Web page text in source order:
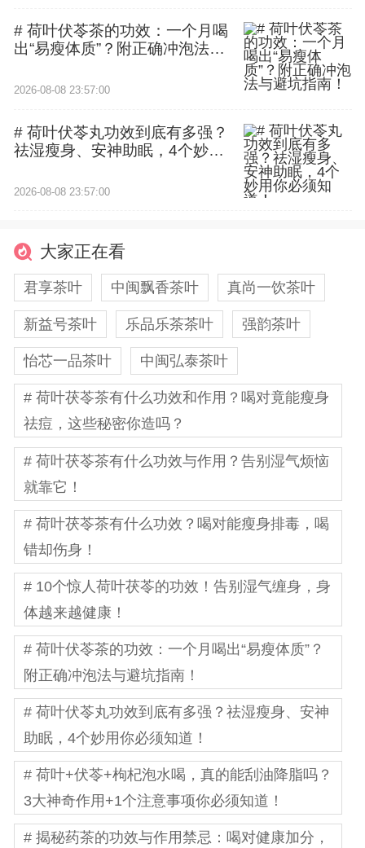
# 荷叶伏苓茶的功效：一个月喝
出“易瘦体质”？附正确冲泡法与
2026-08-08 23:57:00
# 荷叶伏苓丸功效到底有多强？
祛湿瘦身、安神助眠，4个妙用
2026-08-08 23:57:00
大家正在看
君享茶叶 中闽飘香茶叶 真尚一饮茶叶
新益号茶叶 乐品乐茶茶叶 强韵茶叶
怡芯一品茶叶 中闽弘泰茶叶
# 荷叶茯苓茶有什么功效和作用？喝对竟能瘦身
祛痘，这些秘密你造吗？
# 荷叶茯苓茶有什么功效与作用？告别湿气烦恼
就靠它！
# 荷叶茯苓茶有什么功效？喝对能瘦身排毒，喝
错却伤身！
# 10个惊人荷叶茯苓的功效！告别湿气缠身，身
体越来越健康！
# 荷叶伏苓茶的功效：一个月喝出“易瘦体质”？
附正确冲泡法与避坑指南！
# 荷叶伏苓丸功效到底有多强？祛湿瘦身、安神
助眠，4个妙用你必须知道！
# 荷叶+伏苓+枸杞泡水喝，真的能刮油降脂吗？
3大神奇作用+1个注意事项你必须知道！
# 揭秘药茶的功效与作用禁忌：喝对健康加分，